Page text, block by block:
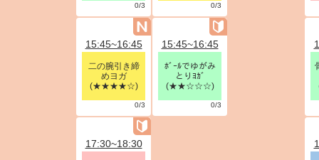
0/3 0/3
15:45~16:45
二の腕引き締
めヨガ
(★★★★☆)
0/3
15:45~16:45
ﾎﾞｰﾙでゆがみ
とりﾖｶﾞ
(★★☆☆☆)
0/3
17:30~18:30